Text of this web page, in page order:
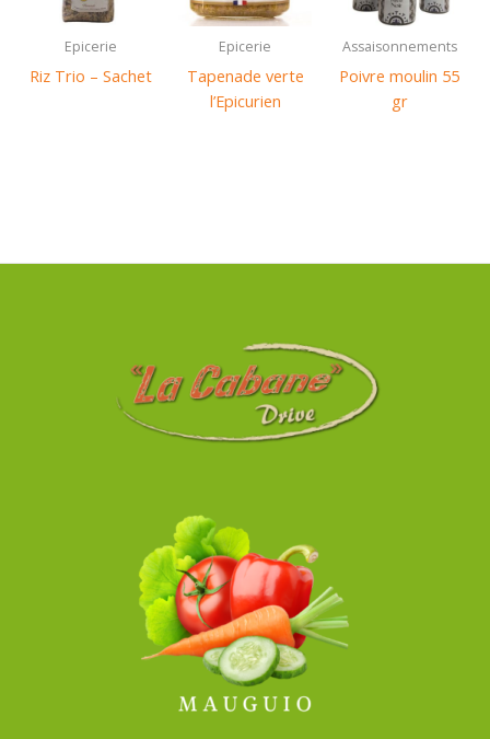
Epicerie
Riz Trio – Sachet
Epicerie
Tapenade verte
l’Epicurien
Assaisonnements
Poivre moulin 55
gr